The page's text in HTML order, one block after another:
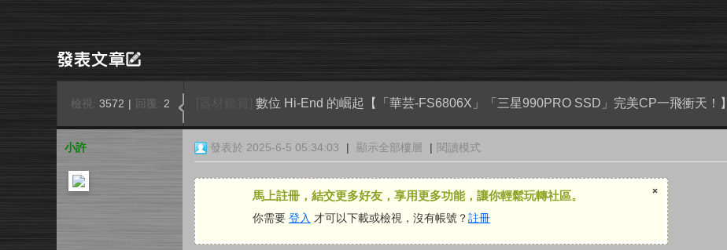
檢視: 3572 | 回覆: 2 數位 Hi-End 的崛起【「華芸-FS6806X」「三星990PRO SSD」完美CP一飛衝天！】
小許 發表於 2025-6-5 05:34:03 | 顯示全部樓層 | 閱讀模式
馬上註冊，結交更多好友，享用更多功能，讓你輕鬆玩轉社區。
你需要 登入 才可以下載或檢視，沒有帳號？註冊
×